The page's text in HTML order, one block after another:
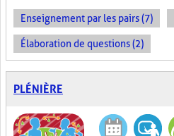
Enseignement par les pairs (7)
Élaboration de questions (2)
PLÉNIÈRE